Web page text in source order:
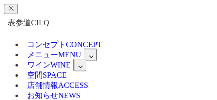
表参道CILQ
コンセプト CONCEPT
メニューMENU
ワインWINE
空間SPACE
店舗情報ACCESS
お知らせNEWS